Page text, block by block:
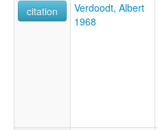
citation
Verdoodt, Albert
1968